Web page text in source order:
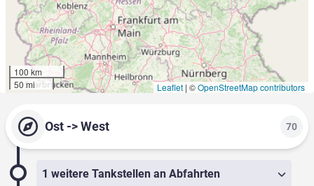
100 km
50 mi
Leaflet | ©OpenStreetMap contributors
Ost -> West 70
1 weitere Tankstellen an Abfahrten